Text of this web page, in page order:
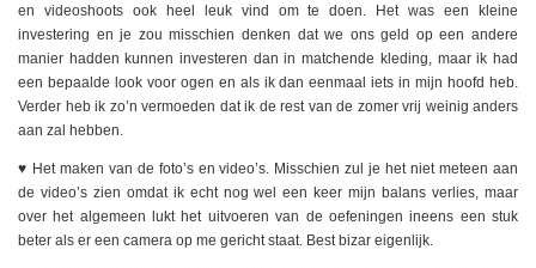
en videoshoots ook heel leuk vind om te doen. Het was een kleine
investering en je zou misschien denken dat we ons geld op een andere
manier hadden kunnen investeren dan in matchende kleding, maar ik had
een bepaalde look voor ogen en als ik dan eenmaal iets in mijn hoofd heb.
Verder heb ik zo’n vermoeden dat ik de rest van de zomer vrij weinig anders
aan zal hebben.
♥️ Het maken van de foto’s en video’s. Misschien zul je het niet meteen aan
de video’s zien omdat ik echt nog wel een keer mijn balans verlies, maar
over het algemeen lukt het uitvoeren van de oefeningen ineens een stuk
beter als er een camera op me gericht staat. Best bizar eigenlijk.